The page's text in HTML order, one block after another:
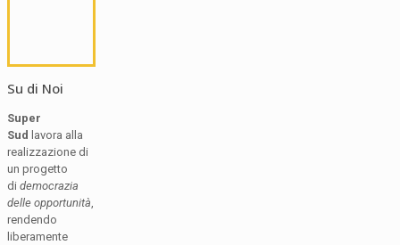
Su di Noi
Super
Sud lavora alla
realizzazione di
un progetto
di democrazia
delle opportunità
rendendo
liberamente